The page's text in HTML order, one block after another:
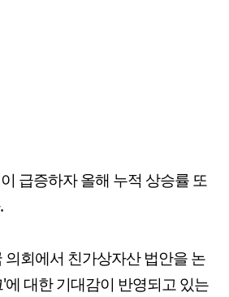
급증하자 올해 누적 상승률 또
회에서 친가상자산 법안을 논
대한 기대감이 반영되고 있는